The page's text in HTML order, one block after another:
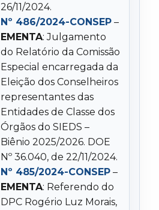
26/11/2024.
Nº 486/2024-CONSEP –
EMENTA: Julgamento
do Relatório da Comissão
Especial encarregada da
Eleição dos Conselheiros
representantes das
Entidades de Classe dos
Órgãos do SIEDS –
Biênio 2025/2026. DOE
Nº 36.040, de 22/11/2024.
Nº 485/2024-CONSEP –
EMENTA: Referendo do
DPC Rogério Luz Morais,